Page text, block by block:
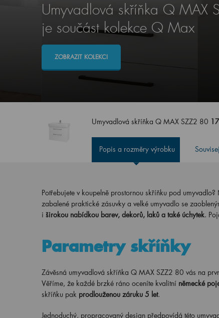
Umyvadlová skříňka Q MAX
je součást kolekce Q Max
ZOBRAZIT KOLEKCI
Umyvadlová skříňka Q MAX SZZ2 80
Popis a rozměry výrobku
Potřebujete v koupelně prostornou skříňku pod
zabalené praktické zásuvky a velké umyvadlo se
i širokou nabídkou barev, dekorů, laků a také úchytek.
Parametry skříňky
Závěsná umyvadlová skříňka Q MAX SZZ2 80 vás na
Věříme, že každé brzké ráno oceníte kvalitní německé
skříňku pak prodlouženou záruku 5 let.
Jednoduchý, propracovaný design předpovídá této